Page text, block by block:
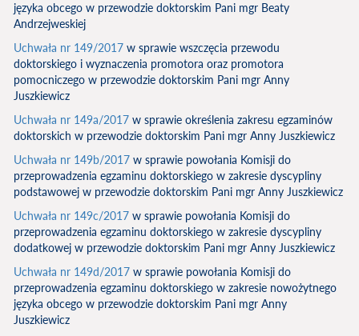
języka obcego w przewodzie doktorskim Pani mgr Beaty
Andrzejweskiej
Uchwała nr 149/2017 w sprawie wszczęcia przewodu
doktorskiego i wyznaczenia promotora oraz promotora
pomocniczego w przewodzie doktorskim Pani mgr Anny
Juszkiewicz
Uchwała nr 149a/2017 w sprawie określenia zakresu egzaminów
doktorskich w przewodzie doktorskim Pani mgr Anny Juszkiewicz
Uchwała nr 149b/2017 w sprawie powołania Komisji do
przeprowadzenia egzaminu doktorskiego w zakresie dyscypliny
podstawowej w przewodzie doktorskim Pani mgr Anny Juszkiewicz
Uchwała nr 149c/2017 w sprawie powołania Komisji do
przeprowadzenia egzaminu doktorskiego w zakresie dyscypliny
dodatkowej w przewodzie doktorskim Pani mgr Anny Juszkiewicz
Uchwała nr 149d/2017 w sprawie powołania Komisji do
przeprowadzenia egzaminu doktorskiego w zakresie nowożytnego
języka obcego w przewodzie doktorskim Pani mgr Anny
Juszkiewicz